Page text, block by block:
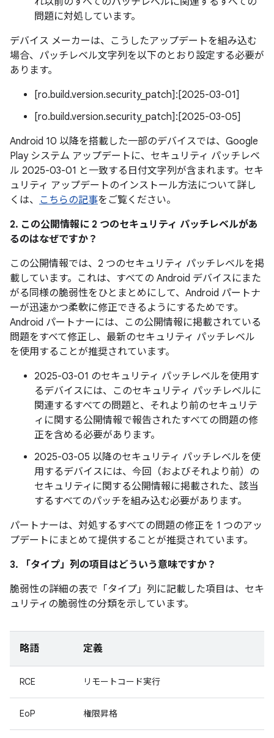
問題に対処しています。
デバイス メーカーは、こうしたアップデートを組み込む
場合、パッチレベル文字列を以下のとおり設定する必要が
あります。
[ro.build.version.security_patch]:[2025-03-01]
[ro.build.version.security_patch]:[2025-03-05]
Android 10 以降を搭載した一部のデバイスでは、Google
Play システム アップデートに、セキュリティ パッチレベ
ル 2025-03-01 と一致する日付文字列が含まれます。セキ
ュリティ アップデートのインストール方法について詳し
くは、 こちらの記事をご覧ください。
2. この公開情報に 2 つのセキュリティ パッチレベルがあ
るのはなぜですか？
この公開情報では、2 つのセキュリティ パッチレベルを掲
載しています。これは、すべての Android デバイスにまた
がる同様の脆弱性をひとまとめにして、Android パートナ
ーが迅速かつ柔軟に修正できるようにするためです。
Android パートナーには、この公開情報に掲載されている
問題をすべて修正し、最新のセキュリティ パッチレベル
を使用することが推奨されています。
2025-03-01 のセキュリティ パッチレベルを使用す
るデバイスには、このセキュリティ パッチレベルに
関連するすべての問題と、それより前のセキュリテ
ィに関する公開情報で報告されたすべての問題の修
正を含める必要があります。
2025-03-05 以降のセキュリティ パッチレベルを使
用するデバイスには、今回（およびそれより前）の
セキュリティに関する公開情報に掲載された、該当
するすべてのパッチを組み込む必要があります。
パートナーは、対処するすべての問題の修正を 1 つのアッ
プデートにまとめて提供することが推奨されています。
3. 「タイプ」 列の項目はどういう意味ですか？
脆弱性の詳細の表で「タイプ」 列に記載した項目は、セキ
ュリティの脆弱性の分類を示しています。
略語 定義
RCE リモートコード実行
EoP 権限昇格